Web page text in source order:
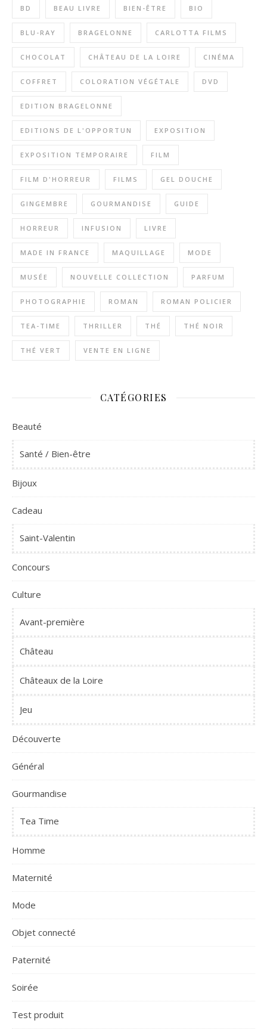
BD BEAU LIVRE BIEN-ÊTRE BIO
BLU-RAY BRAGELONNE CARLOTTA FILMS
CHOCOLAT CHÂTEAU DE LA LOIRE CINÉMA
COFFRET COLORATION VÉGÉTALE DVD
EDITION BRAGELONNE
EDITIONS DE L'OPPORTUN EXPOSITION
EXPOSITION TEMPORAIRE FILM
FILM D'HORREUR FILMS GEL DOUCHE
GINGEMBRE GOURMANDISE GUIDE
HORREUR INFUSION LIVRE
MADE IN FRANCE MAQUILLAGE MODE
MUSÉE NOUVELLE COLLECTION PARFUM
PHOTOGRAPHIE ROMAN ROMAN POLICIER
TEA-TIME THRILLER THÉ THÉ NOIR
THÉ VERT VENTE EN LIGNE
CATÉGORIES
Beauté
Santé / Bien-être
Bijoux
Cadeau
Saint-Valentin
Concours
Culture
Avant-première
Château
Châteaux de la Loire
Jeu
Découverte
Général
Gourmandise
Tea Time
Homme
Maternité
Mode
Objet connecté
Paternité
Soirée
Test produit